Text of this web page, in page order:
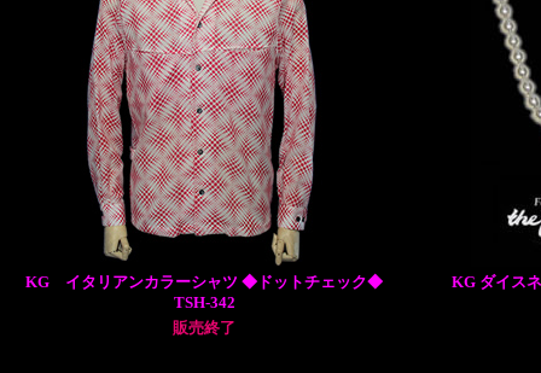
KG イタリアンカラーシャツ ◆ドットチェック◆
TSH-342
販売終了
KG ダイス